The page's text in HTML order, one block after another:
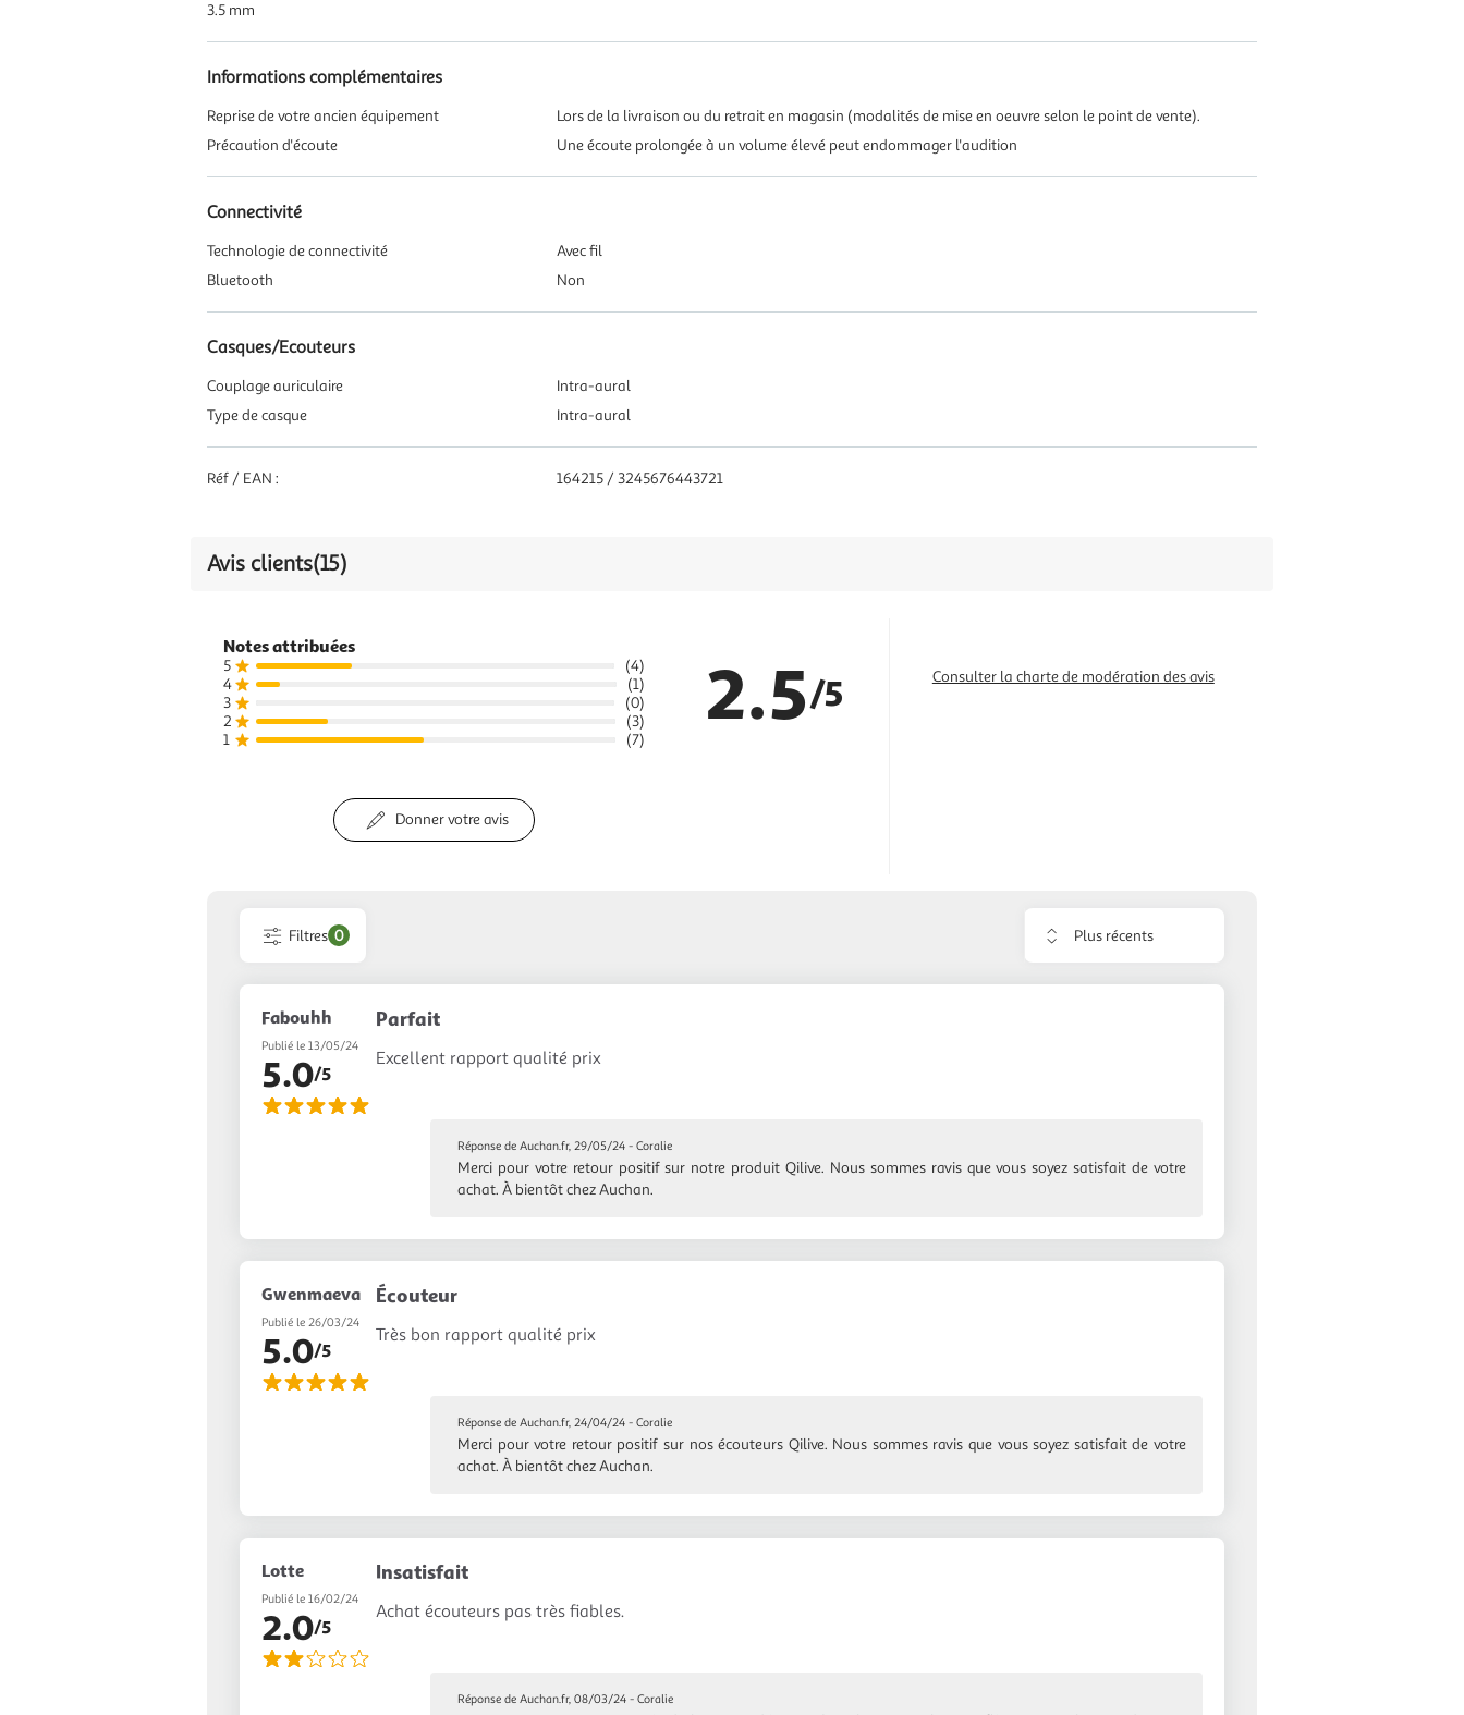
3.5 mm
Informations complémentaires
Reprise de votre ancien équipement
Lors de la livraison ou du retrait en magasin (modalités de mise en oeuvre selon le point de vente).
Précaution d'écoute
Une écoute prolongée à un volume élevé peut endommager l'audition
Connectivité
Technologie de connectivité
Avec fil
Bluetooth
Non
Casques/Ecouteurs
Couplage auriculaire
Intra-aural
Type de casque
Intra-aural
Réf / EAN : 164215 / 3245676443721
Avis clients(15)
Notes attribuées
5
(4)
4
(1)
3
(0)
2
(3)
1
(7)
2.5/5
Donner votre avis
Consulter la charte de modération des avis
Filtres 0
Trier
avis
Fabouhh
Publié le 13/05/24
5.0/5
Parfait
Excellent rapport qualité prix
Réponse de Auchan.fr, 29/05/24 - Coralie
Merci pour votre retour positif sur notre produit Qilive. Nous sommes ravis que vous soyez satisfait de votre
achat. À bientôt chez Auchan.
Gwenmaeva
Publié le 26/03/24
5.0/5
Écouteur
Très bon rapport qualité prix
Réponse de Auchan.fr, 24/04/24 - Coralie
Merci pour votre retour positif sur nos écouteurs Qilive. Nous sommes ravis que vous soyez satisfait de votre
achat. À bientôt chez Auchan.
Lotte
Publié le 16/02/24
2.0/5
Insatisfait
Achat écouteurs pas très fiables.
Réponse de Auchan.fr, 08/03/24 - Coralie